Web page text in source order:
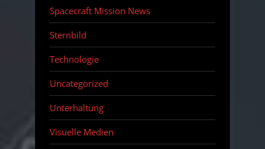
Spacecraft Mission News
Sternbild
Technologie
Uncategorized
Unterhaltung
Visuelle Medien